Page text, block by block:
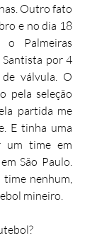
Outro fato
e no dia 18
Palmeiras
por 4
válvula. O
pela seleção
partida me
E tinha uma
um time em
São Paulo.
nenhum,
mineiro.